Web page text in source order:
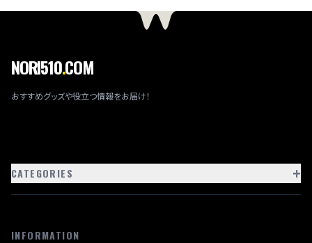
ー
NORI510.COM
おすすめグッズや役立つ情報をお届け！
CATEGORIES +
INFORMATION